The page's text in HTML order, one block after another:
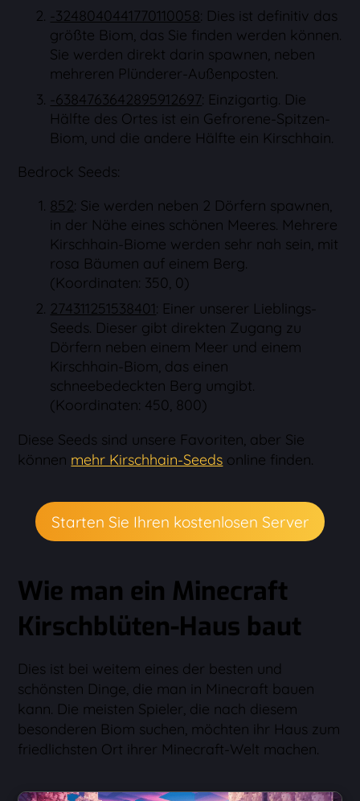
-3248040441770110058: Dies ist definitiv das
größte Biom, das Sie finden werden können.
Sie werden direkt darin spawnen, neben
mehreren Plünderer-Außenposten.
-6384763642895912697: Einzigartig. Die
Hälfte des Ortes ist ein Gefrorene-Spitzen-
Biom, und die andere Hälfte ein Kirschhain.
Bedrock Seeds:
852: Sie werden neben 2 Dörfern spawnen,
in der Nähe eines schönen Meeres. Mehrere
Kirschhain-Biome werden sehr nah sein, mit
rosa Bäumen auf einem Berg.
(Koordinaten: 350, 0)
274311251538401: Einer unserer Lieblings-
Seeds. Dieser gibt direkten Zugang zu
Dörfern neben einem Meer und einem
Kirschhain-Biom, das einen
schneebedeckten Berg umgibt.
(Koordinaten: 450, 800)
Diese Seeds sind unsere Favoriten, aber Sie
können mehr Kirschhain-Seeds online finden.
Starten Sie Ihren kostenlosen Server
Wie man ein Minecraft
Kirschblüten-Haus baut
Dies ist bei weitem eines der besten und
schönsten Dinge, die man in Minecraft bauen
kann. Die meisten Spieler, die nach diesem
besonderen Biom suchen, möchten ihr Haus zum
friedlichsten Ort ihrer Minecraft-Welt machen.